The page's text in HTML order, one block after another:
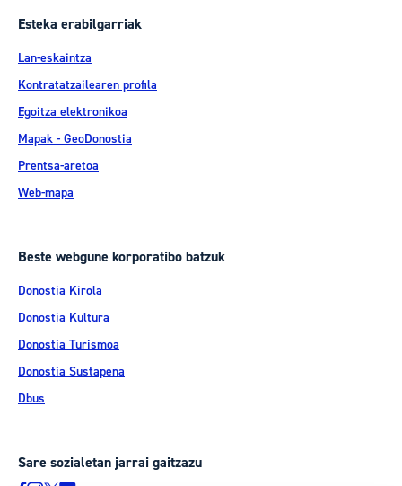
Esteka erabilgarriak
Lan-eskaintza
Kontratatzailearen profila
Egoitza elektronikoa
Mapak - GeoDonostia
Prentsa-aretoa
Web-mapa
Beste webgune korporatibo batzuk
Donostia Kirola
Donostia Kultura
Donostia Turismoa
Donostia Sustapena
Dbus
Sare sozialetan jarrai gaitzazu